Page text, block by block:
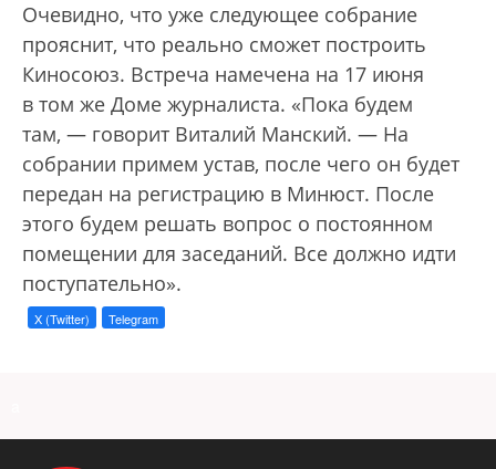
Очевидно, что уже следующее собрание
прояснит, что реально сможет построить
Киносоюз. Встреча намечена на 17 июня
в том же Доме журналиста. «Пока будем
там, — говорит Виталий Манский. — На
собрании примем устав, после чего он будет
передан на регистрацию в Минюст. После
этого будем решать вопрос о постоянном
помещении для заседаний. Все должно идти
поступательно».
X (Twitter) Telegram